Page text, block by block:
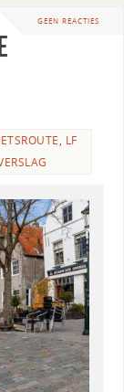
GEEN REACTIES
, LF